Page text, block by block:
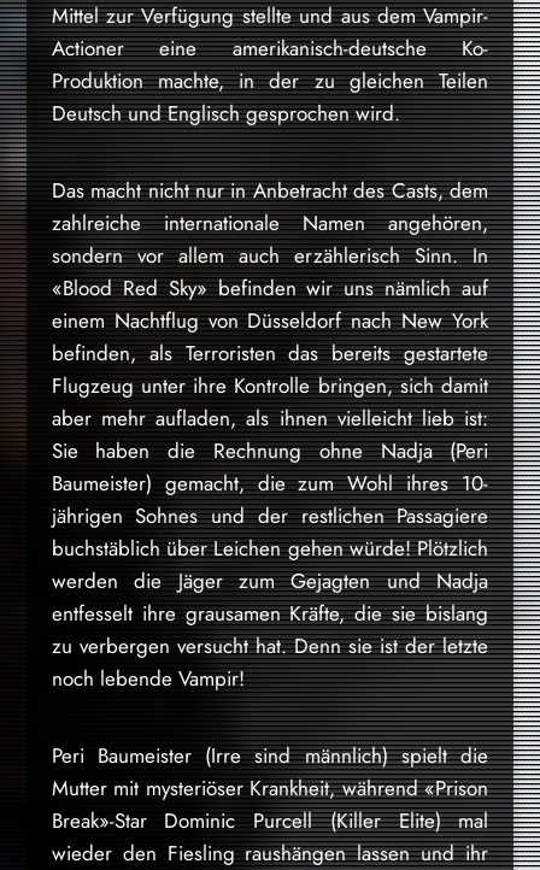
Mittel zur Verfügung stellte und aus dem Vampir-
Actioner eine amerikanisch-deutsche Ko-
Produktion machte, in der zu gleichen Teilen
Deutsch und Englisch gesprochen wird.
Das macht nicht nur in Anbetracht des Casts, dem
zahlreiche internationale Namen angehören,
sondern vor allem auch erzählerisch Sinn. In
«Blood Red Sky» befinden wir uns nämlich auf
einem Nachtflug von Düsseldorf nach New York
befinden, als Terroristen das bereits gestartete
Flugzeug unter ihre Kontrolle bringen, sich damit
aber mehr aufladen, als ihnen vielleicht lieb ist:
Sie haben die Rechnung ohne Nadja (Peri
Baumeister) gemacht, die zum Wohl ihres 10-
jährigen Sohnes und der restlichen Passagiere
buchstäblich über Leichen gehen würde! Plötzlich
werden die Jäger zum Gejagten und Nadja
entfesselt ihre grausamen Kräfte, die sie bislang
zu verbergen versucht hat. Denn sie ist der letzte
noch lebende Vampir!
Peri Baumeister (Irre sind männlich) spielt die
Mutter mit mysteriöser Krankheit, während «Prison
Break»-Star Dominic Purcell (Killer Elite) mal
wieder den Fiesling raushängen lassen und ihr